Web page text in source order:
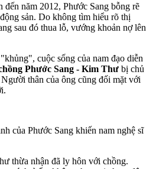
đến năm 2012, Phước Sang bỗng rẽ
sản. Do không tìm hiểu rõ thị
sau đó thua lỗ, vướng khoản nợ lên
cuộc sống của nam đạo diễn
Phước Sang - Kim Thư bị chủ
thân của ông cũng đối mặt với
của Phước Sang khiến nam nghệ sĩ
thừa nhận đã ly hôn với chồng.